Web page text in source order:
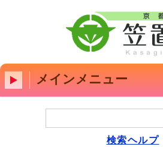
メインメニュー
検索ヘルプ